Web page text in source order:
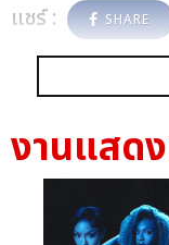
แชร์ : SHARE
งานแสดง